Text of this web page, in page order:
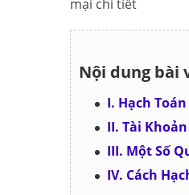
mại chi tiết
Nội dung bài
I. Hạch
II. Tài
III. Một Số
IV. Cách